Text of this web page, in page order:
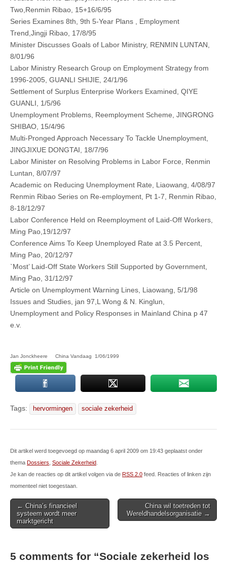
Two,Renmin Ribao, 15+16/6/95
Series Examines 8th, 9th 5‑Year Plans , Employment
Trend,Jingji Ribao, 17/8/95
Minister Discusses Goals of Labor Ministry, RENMIN LUNTAN,
8/01/96
Labor Ministry Research Group on Employment Strategy from
1996‑2005, GUANLI SHIJIE, 24/1/96
Settlement of Surplus Enterprise Workers Examined, QIYE
GUANLI, 1/5/96
Unemployment Problems, Reemployment Scheme, JINGRONG
SHIBAO, 15/4/96
Multi‑Pronged Approach Necessary To Tackle Unemployment,
JINGJIXUE DONGTAI, 18/7/96
Labor Minister on Resolving Problems in Labor Force, Renmin
Luntan, 8/07/97
Academic on Reducing Unemployment Rate, Liaowang, 4/08/97
Renmin Ribao Series on Re‑employment, Pt 1-7, Renmin Ribao,
8-18/12/97
Labor Conference Held on Reemployment of Laid‑Off Workers,
Ming Pao,19/12/97
Conference Aims To Keep Unemployed Rate at 3.5 Percent,
Ming Pao, 20/12/97
`Most’ Laid‑Off State Workers Still Supported by Government,
Ming Pao, 31/12/97
Article on Unemployment Warning Lines, Liaowang, 5/1/98
Issues and Studies, jan 97,L Wong & N. Kinglun,
Unemployment and Policy Responses in Mainland China p 47
e.v.
Jan Jonckheere China Vandaag 1/06/1999
Tags: hervormingen sociale zekerheid
Dit artikel werd toegevoegd op maandag 6 april 2009 om 19:43 geplaatst onder
thema Dossiers Sociale Zekerheid
Je kan de reacties op dit artikel volgen via de RSS 2.0 feed. Reacties of linken zijn
momenteel niet toegestaan.
Post
navigation
← China’s financieel
systeem wordt meer
marktgericht
China wil toetreden tot
Wereldhandelsorganisatie →
5 comments for “Sociale zekerheid los